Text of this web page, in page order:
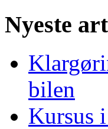
Nyeste
bilen
Kursus